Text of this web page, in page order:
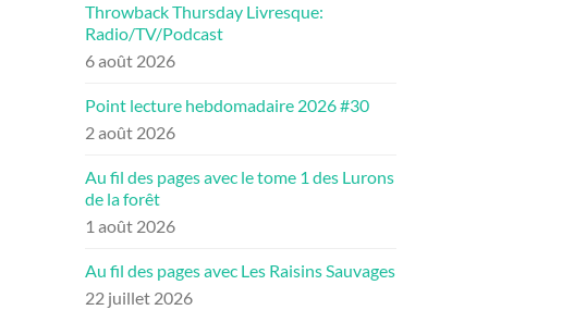
Throwback Thursday Livresque:
Radio/TV/Podcast
6 août 2026
Point lecture hebdomadaire 2026 #30
2 août 2026
Au fil des pages avec le tome 1 des Lurons
de la forêt
1 août 2026
Au fil des pages avec Les Raisins Sauvages
22 juillet 2026